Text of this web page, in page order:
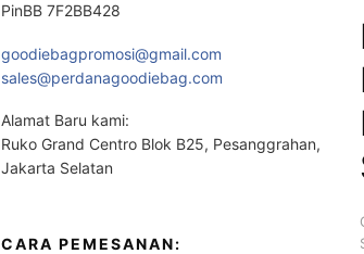
PinBB 7F2BB428
goodiebagpromosi@gmail.com
sales@perdanagoodiebag.com
Alamat Baru kami:
Ruko Grand Centro Blok B25, Pesanggrahan,
Jakarta Selatan
CARA PEMESANAN: